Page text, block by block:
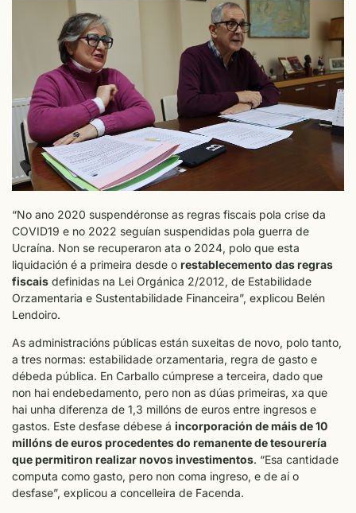
“No ano 2020 suspendéronse as regras fiscais pola crise da
COVID19 e no 2022 seguían suspendidas pola guerra de
Ucraína. Non se recuperaron ata o 2024, polo que esta
liquidación é a primeira desde o restablecemento das regras
fiscais definidas na Lei Orgánica 2/2012, de Estabilidade
Orzamentaria e Sustentabilidade Financeira”, explicou Belén
Lendoiro.
As administracións públicas están suxeitas de novo, polo tanto,
a tres normas: estabilidade orzamentaria, regra de gasto e
débeda pública. En Carballo cúmprese a terceira, dado que
non hai endebedamento, pero non as dúas primeiras, xa que
hai unha diferenza de 1,3 millóns de euros entre ingresos e
gastos. Este desfase débese á incorporación de máis de 10
millóns de euros procedentes do remanente de tesourería
que permitiron realizar novos investimentos. “Esa cantidade
computa como gasto, pero non coma ingreso, e de aí o
desfase”, explicou a concelleira de Facenda.